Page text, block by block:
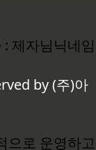
제자님닉네임
by (주)아
으로 운영하고